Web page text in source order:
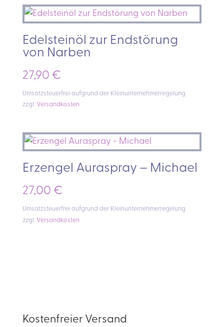
Edelsteinöl zur Endstörung
von Narben
27,90 €
Umsatzsteuerfrei aufgrund der Kleinunternehmerregelung
zzgl. Versandkosten
Erzengel Auraspray – Michael
27,00 €
Umsatzsteuerfrei aufgrund der Kleinunternehmerregelung
zzgl. Versandkosten
Kostenfreier Versand